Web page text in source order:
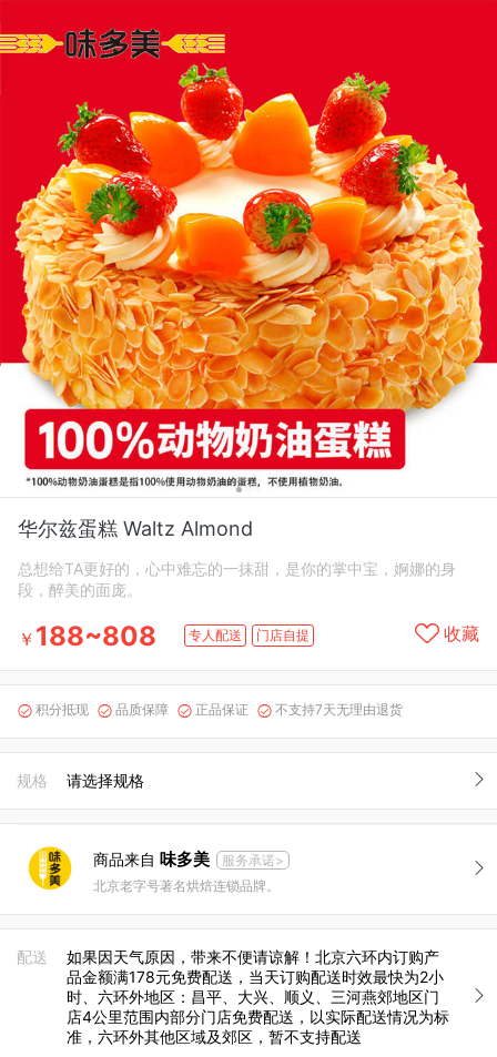
华尔兹蛋糕 Waltz Almond
总想给TA更好的，心中难忘的一抹甜，是你的掌中宝，婀娜的身
段，醉美的面庞。
￥ 188~808 专人配送 门店自提 收藏
 积分抵现  品质保障  正品保证  不支持7天无理由退货
规格 请选择规格
商品来自 味多美
服务承诺>
北京老字号著名烘焙连锁品牌。
配送
如果因天气原因，带来不便请谅解！北京六环内订购产
品金额满178元免费配送，当天订购配送时效最快为2小
时、六环外地区：昌平、大兴、顺义、三河燕郊地区门
店4公里范围内部分门店免费配送，以实际配送情况为标
准，六环外其他区域及郊区，暂不支持配送